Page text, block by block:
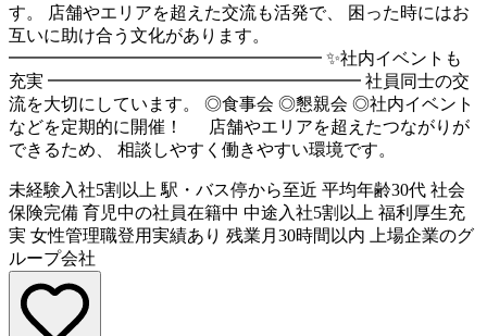
す。 店舗やエリアを超えた交流も活発で、 困った時にはお
互いに助け合う文化があります。
━━━━━━━━━━━━━━━━━━ ✨社内イベントも
充実 ━━━━━━━━━━━━━━━━━━ 社員同士の交
流を大切にしています。 ◎食事会 ◎懇親会 ◎社内イベント
などを定期的に開催！ 店舗やエリアを超えたつながりが
できるため、 相談しやすく働きやすい環境です。
未経験入社5割以上 駅・バス停から至近 平均年齢30代 社会
保険完備 育児中の社員在籍中 中途入社5割以上 福利厚生充
実 女性管理職登用実績あり 残業月30時間以内
上場企業のグ
ループ会社